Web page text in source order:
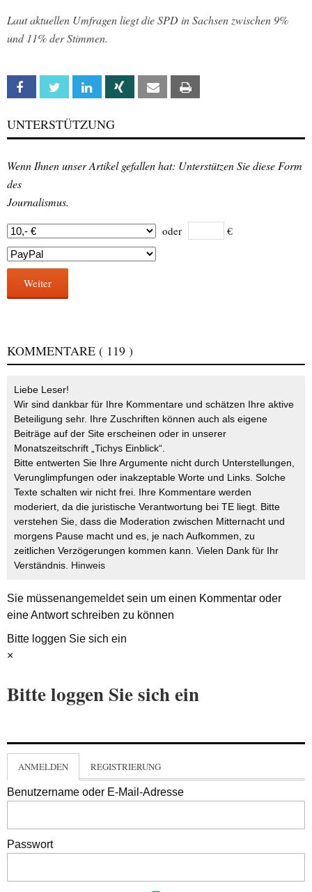
Laut aktuellen Umfragen liegt die SPD in Sachsen zwischen 9%
und 11% der Stimmen.
Facebook Twitter Linkedin Xing Email
UNTERSTÜTZUNG
Wenn Ihnen unser Artikel gefallen hat: Unterstützen Sie diese Form
des
Journalismus.
oder €
Weiter
KOMMENTARE ( 119 )
Liebe Leser!
Wir sind dankbar für Ihre Kommentare und schätzen Ihre aktive
Beteiligung sehr. Ihre Zuschriften können auch als eigene
Beiträge auf der Site erscheinen oder in unserer
Monatszeitschrift „Tichys Einblick“.
Bitte entwerten Sie Ihre Argumente nicht durch Unterstellungen,
Verunglimpfungen oder inakzeptable Worte und Links. Solche
Texte schalten wir nicht frei. Ihre Kommentare werden
moderiert, da die juristische Verantwortung bei TE liegt. Bitte
verstehen Sie, dass die Moderation zwischen Mitternacht und
morgens Pause macht und es, je nach Aufkommen, zu
zeitlichen Verzögerungen kommen kann. Vielen Dank für Ihr
Verständnis. Hinweis
Sie müssenangemeldetsein um einen Kommentar oder
eine Antwort schreiben zu können
Bitte loggen Sie sich ein
×
Bitte loggen Sie sich ein
ANMELDEN REGISTRIERUNG
Benutzername oder E-Mail-Adresse
Passwort